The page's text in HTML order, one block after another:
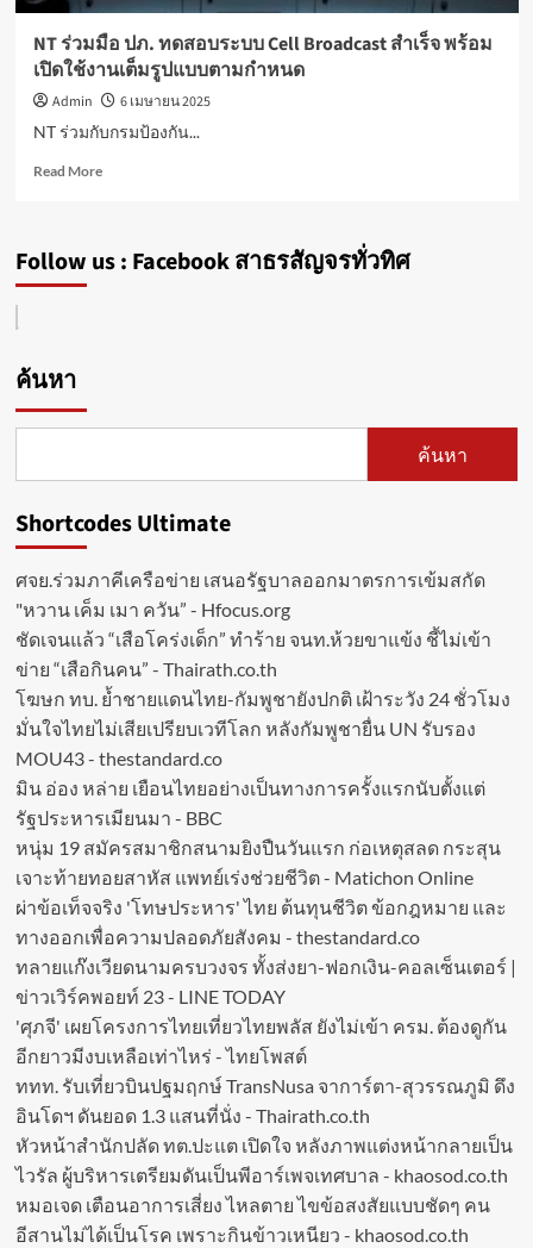
NT ร่วมมือ ปภ. ทดสอบระบบ Cell Broadcast สำเร็จ พร้อม
เปิดใช้งานเต็มรูปแบบตามกำหนด
Admin
6 เมษายน 2025
NT ร่วมกับกรมป้องกัน...
Read MoreRead
ร่วม
ใช้
เต็ม
แบบ
กำหนด
Follow us : Facebook สาธรสัญจรทั่วทิศ
ค้นหา
ค้นหา
Shortcodes Ultimate
ศจย.ร่วมภาคีเครือข่าย เสนอรัฐบาลออกมาตรการเข้มสกัด
"หวาน เค็ม เมา ควัน” - Hfocus.org
ชัดเจนแล้ว “เสือโคร่งเด็ก” ทำร้าย จนท.ห้วยขาแข้ง ชี้ไม่เข้า
ข่าย “เสือกินคน” - Thairath.co.th
โฆษก ทบ. ย้ำชายแดนไทย-กัมพูชายังปกติ เฝ้าระวัง 24 ชั่วโมง
มั่นใจไทยไม่เสียเปรียบเวทีโลก หลังกัมพูชายื่น UN รับรอง
MOU43 - thestandard.co
มิน อ่อง หล่าย เยือนไทยอย่างเป็นทางการครั้งแรกนับตั้งแต่
รัฐประหารเมียนมา - BBC
หนุ่ม 19 สมัครสมาชิกสนามยิงปืนวันแรก ก่อเหตุสลด กระสุน
เจาะท้ายทอยสาหัส แพทย์เร่งช่วยชีวิต - Matichon Online
ผ่าข้อเท็จจริง 'โทษประหาร' ไทย ต้นทุนชีวิต ข้อกฎหมาย และ
ทางออกเพื่อความปลอดภัยสังคม - thestandard.co
ทลายแก๊งเวียดนามครบวงจร ทั้งส่งยา-ฟอกเงิน-คอลเซ็นเตอร์ |
ข่าวเวิร์คพอยท์ 23 - LINE TODAY
'ศุภจี' เผยโครงการไทยเที่ยวไทยพลัส ยังไม่เข้า ครม. ต้องดูกัน
อีกยาวมีงบเหลือเท่าไหร่ - ไทยโพสต์
ททท. รับเที่ยวบินปฐมฤกษ์ TransNusa จาการ์ตา-สุวรรณภูมิ ดึง
อินโดฯ ดันยอด 1.3 แสนที่นั่ง - Thairath.co.th
หัวหน้าสำนักปลัด ทต.ปะแต เปิดใจ หลังภาพแต่งหน้ากลายเป็น
ไวรัล ผู้บริหารเตรียมดันเป็นพีอาร์เพจเทศบาล - khaosod.co.th
หมอเจด เตือนอาการเสี่ยง ไหลตาย ไขข้อสงสัยแบบชัดๆ คน
อีสานไม่ได้เป็นโรค เพราะกินข้าวเหนียว - khaosod.co.th